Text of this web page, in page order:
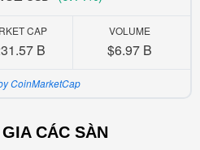
CAP
B
VOLUME
$6.97 B
CoinMarketCap
CÁC SÀN